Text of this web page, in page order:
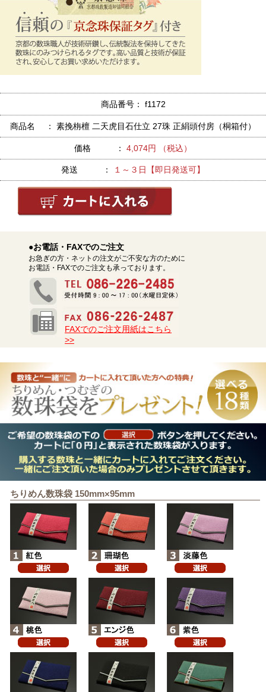
商品番号： f1172
商品名 ： 素挽栴檀 二天虎目石仕立 27珠 正絹頭付房（桐箱付）
価格 ： 4,074円 （税込）
発送 ： １～３日【即日発送可】
●お電話・FAXでのご注文
お急ぎの方・ネットの注文がご不安な方のために
お電話・FAXでのご注文も承っております。
FAXでのご注文用紙はこちら
>>
ちりめん数珠袋 150mm×95mm